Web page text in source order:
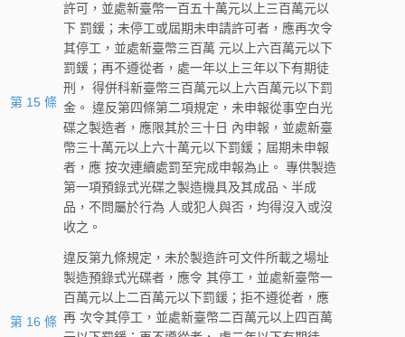
第 15 條
許可，並處新臺幣一百五十萬元以上三百萬元以
下 罰鍰；未停工或屆期未申請許可者，應再次令
其停工，並處新臺幣三百萬 元以上六百萬元以下
罰鍰；再不遵從者，處一年以上三年以下有期徒
刑， 得併科新臺幣三百萬元以上六百萬元以下罰
金。 違反第四條第二項規定，未申報從事空白光
碟之製造者，應限其於三十日 內申報，並處新臺
幣三十萬元以上六十萬元以下罰鍰；屆期未申報
者，應 按次連續處罰至完成申報為止。 專供製造
第一項預錄式光碟之製造機具及其成品、半成
品，不問屬於行為 人或犯人與否，均得沒入或沒
收之。
第 16 條
違反第九條規定，未於製造許可文件所載之場址
製造預錄式光碟者，應令 其停工，並處新臺幣一
百萬元以上二百萬元以下罰鍰；拒不遵從者，應
再 次令其停工，並處新臺幣二百萬元以上四百萬